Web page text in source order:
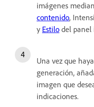
imágenes
contenido,
y Estilo del panel
Una vez que
generación,
imagen que
indicaciones.